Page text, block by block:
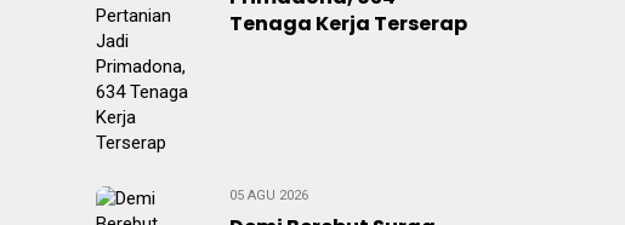
Tenaga Kerja Terserap
05 AGU 2026